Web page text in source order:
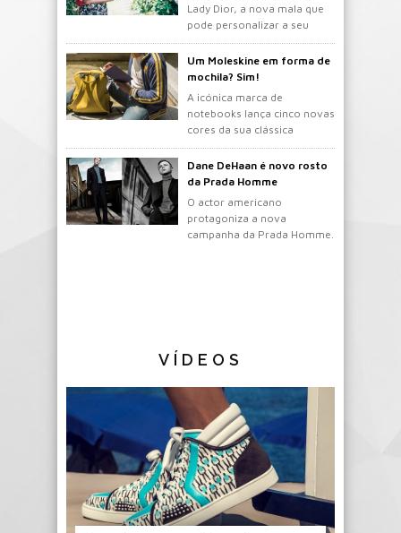
Lady Dior, a nova mala que
pode personalizar a seu
gosto.
Um Moleskine em forma de
mochila? Sim!
A icónica marca de
notebooks lança cinco novas
cores da sua clássica
mochila.
Dane DeHaan é novo rosto
da Prada Homme
O actor americano
protagoniza a nova
campanha da Prada Homme.
VÍDEOS